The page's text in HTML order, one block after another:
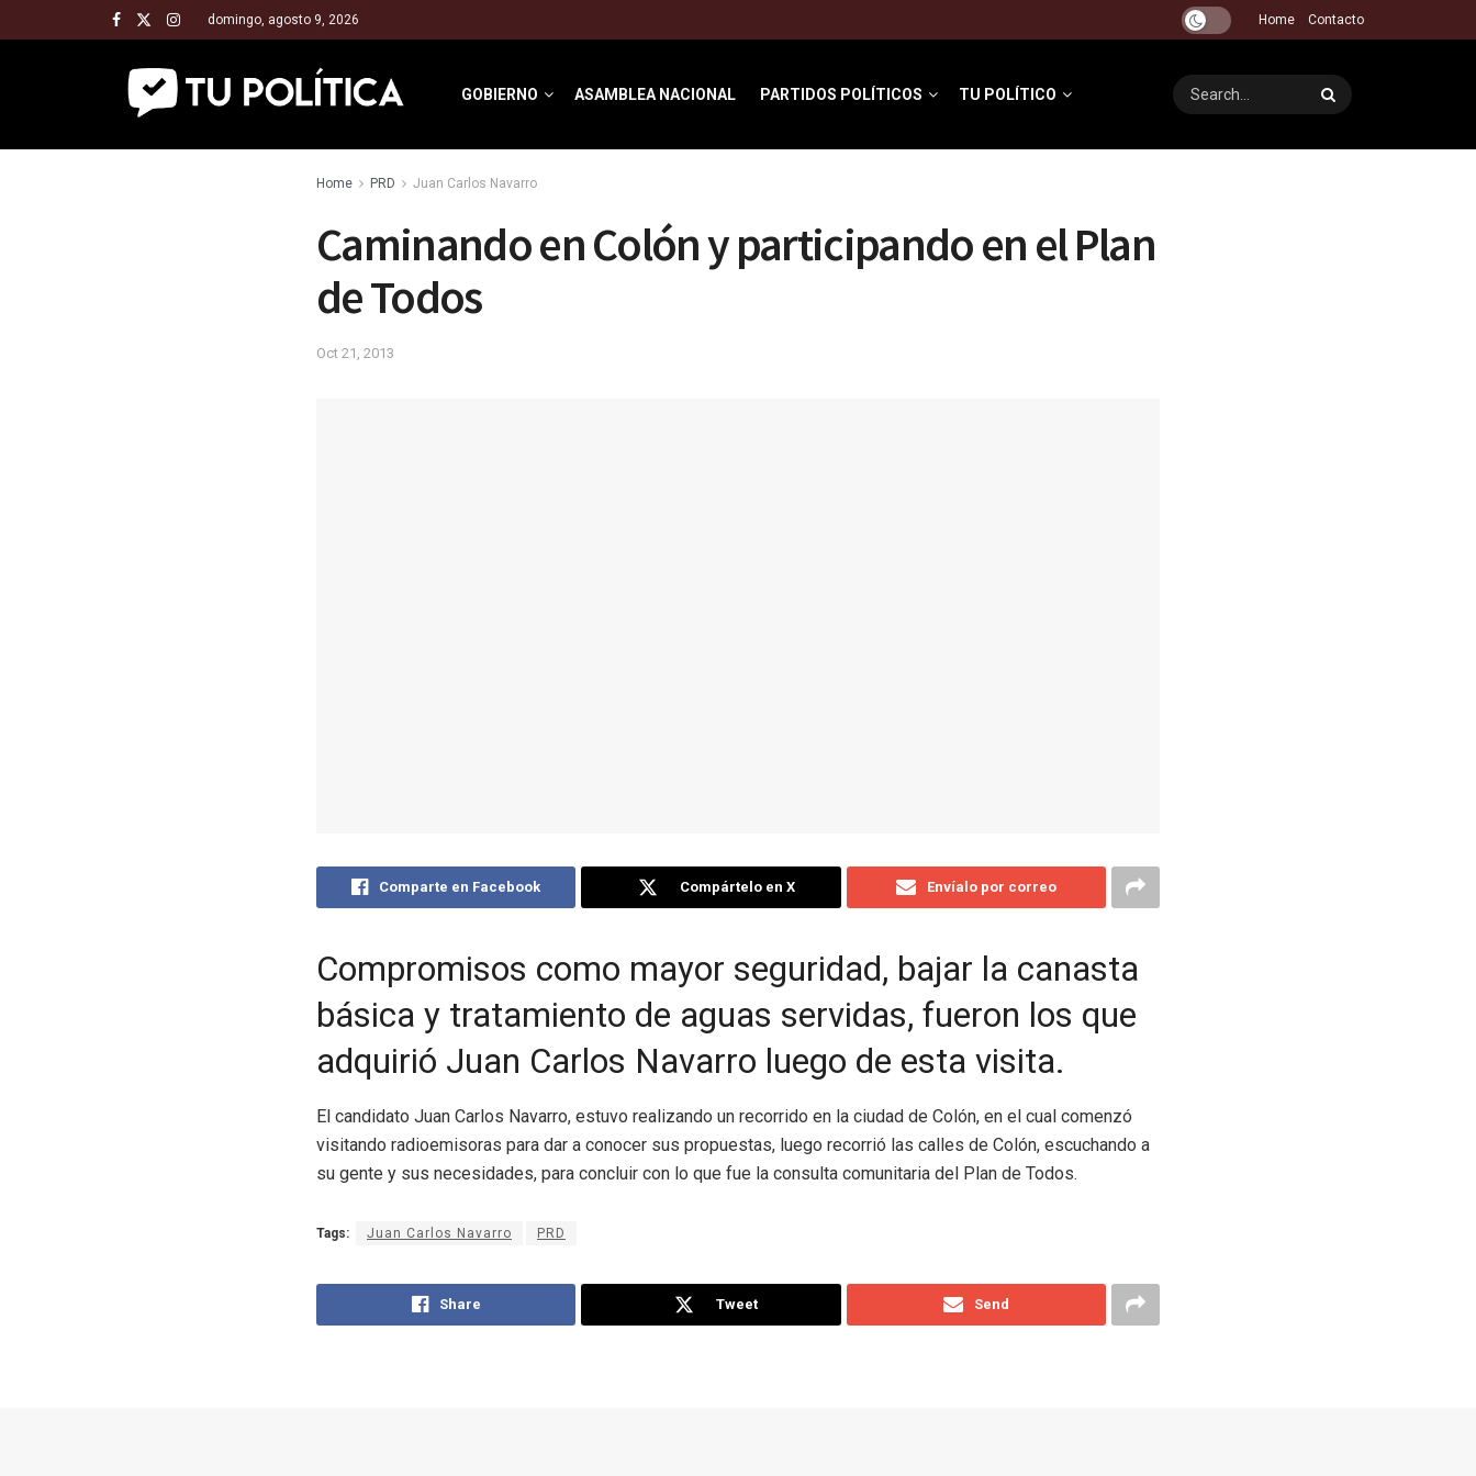
domingo, agosto 9, 2026 Home Contacto
GOBIERNO ASAMBLEA NACIONAL PARTIDOS POLÍTICOS TU POLÍTICO
Home PRD Juan Carlos Navarro
Caminando en Colón y participando en el Plan
de Todos
Oct 21, 2013
Comparte en Facebook Compártelo en X Envíalo por correo
Compromisos como mayor seguridad, bajar la canasta
básica y tratamiento de aguas servidas, fueron los que
adquirió Juan Carlos Navarro luego de esta visita.
El candidato Juan Carlos Navarro, estuvo realizando un recorrido en la ciudad de Colón, en el cual comenzó
visitando radioemisoras para dar a conocer sus propuestas, luego recorrió las calles de Colón, escuchando a
su gente y sus necesidades, para concluir con lo que fue la consulta comunitaria del Plan de Todos.
Tags: Juan Carlos Navarro PRD
Share Tweet Send